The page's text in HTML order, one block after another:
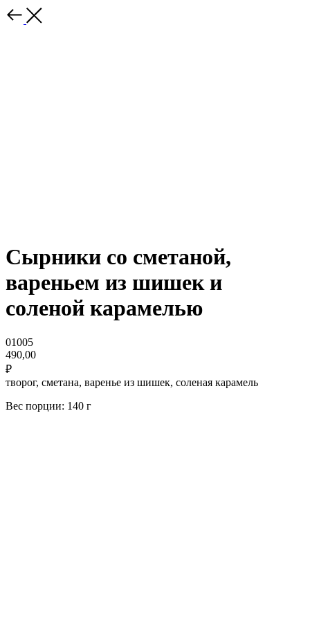
Сырники со сметаной,
вареньем из шишек и
соленой карамелью
01005
490,00
₽
творог, сметана, варенье из шишек, соленая карамель
Вес порции: 140 г